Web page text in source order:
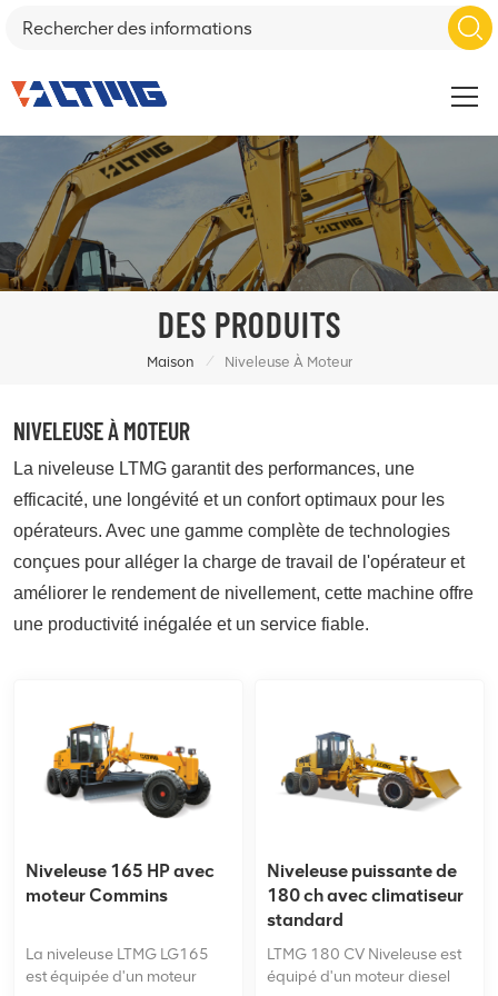
DES PRODUITS
Maison / Niveleuse À Moteur
NIVELEUSE À MOTEUR
La niveleuse LTMG garantit des performances, une
efficacité, une longévité et un confort optimaux pour les
opérateurs. Avec une gamme complète de technologies
conçues pour alléger la charge de travail de l'opérateur et
améliorer le rendement de nivellement, cette machine offre
une productivité inégalée et un service fiable.
Niveleuse 165 HP avec
moteur Commins
La niveleuse LTMG LG165
est équipée d'un moteur
Niveleuse puissante de
180 ch avec climatiseur
standard
LTMG 180 CV Niveleuse est
équipé d'un moteur diesel